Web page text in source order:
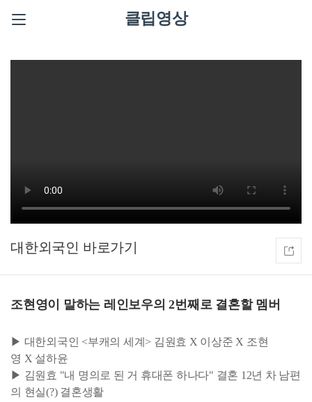
클립영상
대한외국인
조현영이 말하는 레인보우의 2번째로 결혼할 멤버
▶ 대한외국인 <부캐의 세계> 김원효 X 이상준 X 조현
영 X 설하윤
▶ 김원효 "내 명의로 된 거 휴대폰 하나다" 결혼 12년 차 남편
의 현실(?) 결혼생활